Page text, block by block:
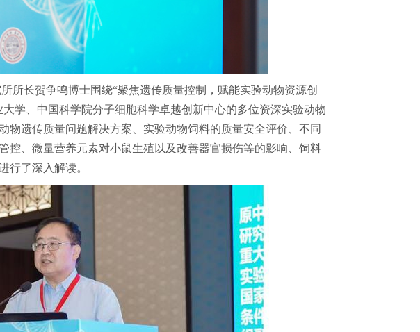
所长贺争鸣博士围绕“聚焦遗传质量控制，赋能实验动物资源创
学、中国科学院分子细胞科学卓越创新中心的多位资深实验动物
物遗传质量问题解决方案、实验动物饲料的质量安全评价、不同
控、微量营养元素对小鼠生殖以及改善器官损伤等的影响、饲料
行了深入解读。